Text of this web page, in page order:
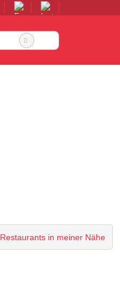
Restaurants in meiner Nähe